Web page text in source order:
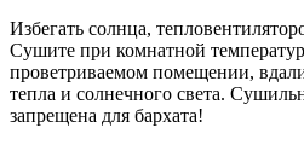
Избегать солнца,
Сушите при комнатной
проветриваемом помещении,
тепла и солнечного света.
запрещена для бархата!